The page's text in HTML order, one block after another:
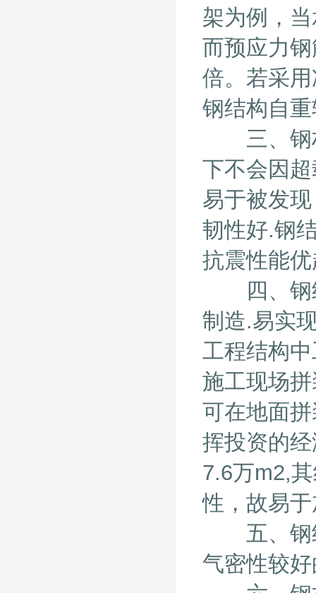
架为例，
而预应力
倍。若采
钢结构自
三、钢材
下不会因
易于被发
韧性好.钢
抗震性能
四、钢结
制造.易实
工程结构
施工现场
可在地面
挥投资的
7.6万m2,
性，故易
五、钢结
气密性较